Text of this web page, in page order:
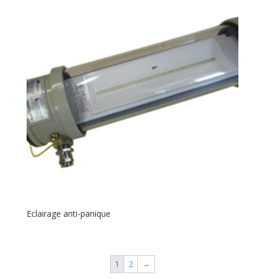
Eclairage anti-panique
1 2 →